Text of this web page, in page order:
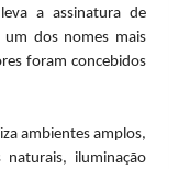
a assinatura de
um dos nomes mais
foram concebidos
ambientes amplos,
naturais, iluminação